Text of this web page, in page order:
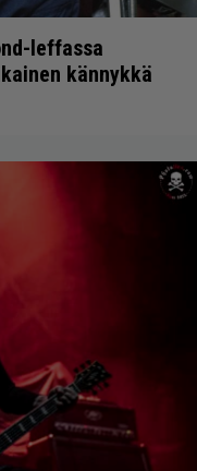
leffassa
kännykkä